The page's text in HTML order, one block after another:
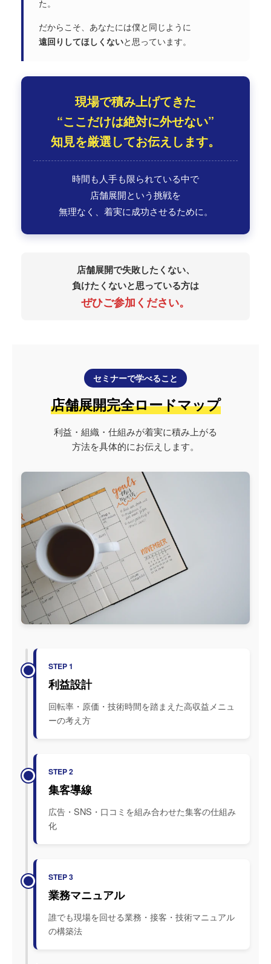
た。
だからこそ、あなたには僕と同じように
遠回りしてほしくないと思っています。
現場で積み上げてきた
“ここだけは絶対に外せない”
知見を厳選してお伝えします。
時間も人手も限られている中で
店舗展開という挑戦を
無理なく、着実に成功させるために。
店舗展開で失敗したくない、
負けたくないと思っている方は
ぜひご参加ください。
セミナーで学べること
店舗展開完全ロードマップ
利益・組織・仕組みが着実に積み上がる
方法を具体的にお伝えします。
STEP 1
利益設計
回転率・原価・技術時間を踏まえた高収益メニュ
ーの考え方
STEP 2
集客導線
広告・SNS・口コミを組み合わせた集客の仕組み
化
STEP 3
業務マニュアル
誰でも現場を回せる業務・接客・技術マニュアル
の構築法